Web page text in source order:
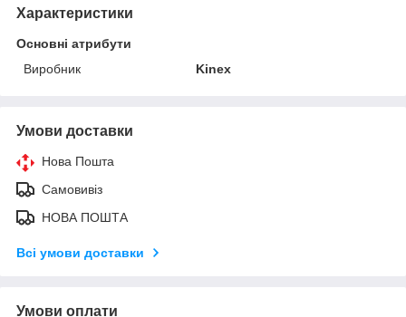
Характеристики
Основні атрибути
Виробник
Kinex
Умови доставки
Нова Пошта
Самовивіз
НОВА ПОШТА
Всі умови доставки
Умови оплати